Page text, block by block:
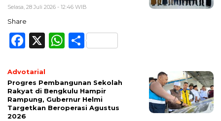
Selasa, 28 Juli 2026 - 12:46 WIB
Share
Facebook
X WhatsApp
Share
Advotarial
Progres Pembangunan Sekolah
Rakyat di Bengkulu Hampir
Rampung, Gubernur Helmi
Targetkan Beroperasi Agustus
2026